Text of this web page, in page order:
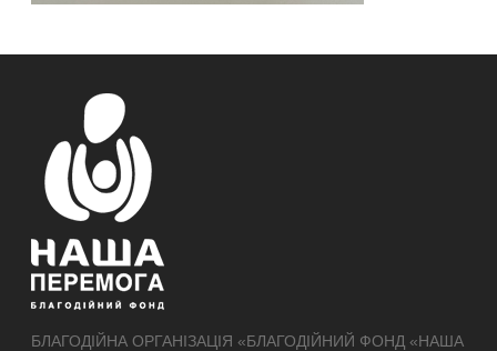
БЛАГОДІЙНА ОРГАНІЗАЦІЯ «БЛАГОДІЙНИЙ ФОНД «НАША